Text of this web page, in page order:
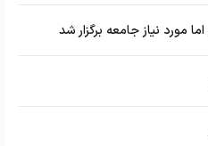
مورد نیاز جامعه برگزار شد